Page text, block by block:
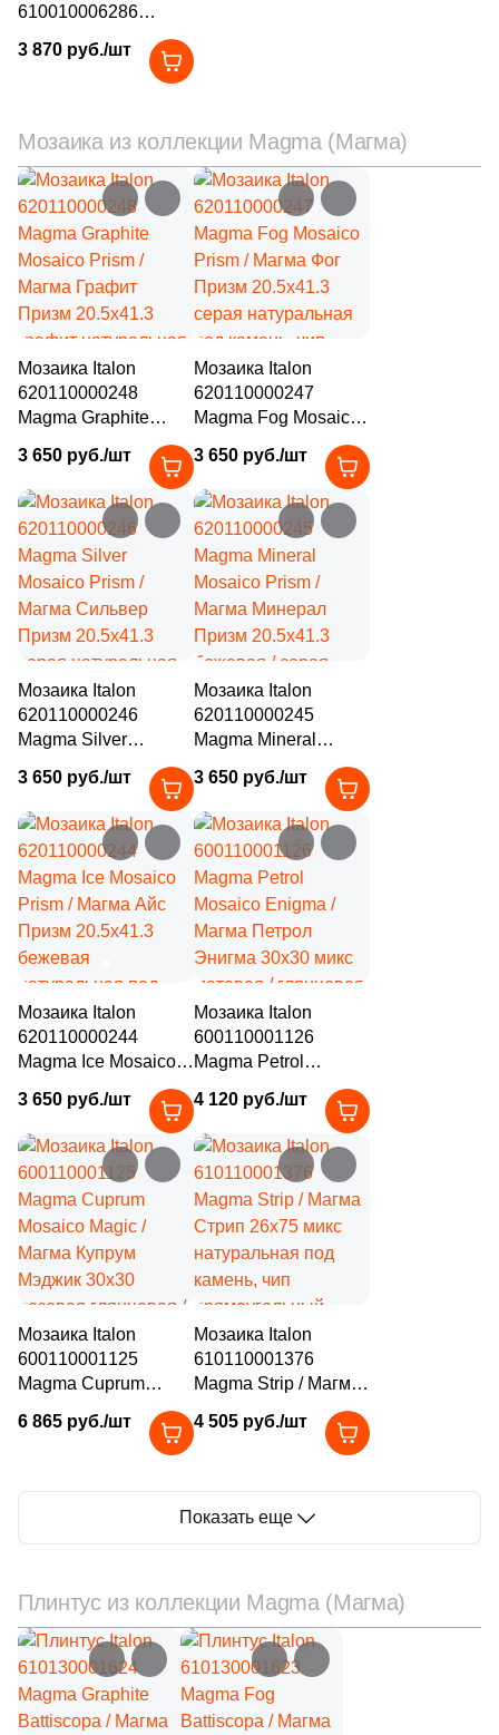
Полосы (66)
Пэчворк (6)
Сланец (6 )
Стекло (8 )
Терраццо (23
Ткань ( 9)
Травертин (68 )
Флористика (16
Цемент ( 104
Размер, см
20.5x41.3 (5)
15x15 (8)
20x20 (15)
20x60 (4)
25x25 (10)
30x30 (2549)
30x60 ( 27)
40x40 (7)
60x120 (1)
60x60 (
120x120 (7
2.5x2.5 (2)
32
5х25 (2)
6x5,2 (3 )
7.2x7.2 (5)
7.4x14.8 (1)
7.2x29.3 (4)
9.8x9.8 (5)
10x10 (4)
10x30 (1)
10x20 ( )
610010006286
Магма Айс / Magma
Ice Brick 3D 30x80
натуральный / 3D/
камень
3 870 руб./шт
Мозаика из коллекции Magma (Магма)
Мозаика Italon
620110000248
Magma Graphite
Магма Графит
Призм 20.5x41.3
графит натуральная
под камень, чип
пятиугольный
3 650 руб./шт
Мозаика Italon
620110000247
Magma Fog Mosaico
Prism / Магма Фог
Призм 20.5x41.3
серая натуральная
под камень, чип
пятиугольный
3 650 руб./шт
Мозаика Italon
620110000246
Magma Silver
Магма Сильвер
Призм 20.5x41.3
серая натуральная
под камень, чип
пятиугольный
3 650 руб./шт
Мозаика Italon
620110000245
Magma Mineral
Магма Минерал
Призм 20.5x41.3
бежевая / серая
натуральная под
камень, чип
пятиугольный
3 650 руб./шт
Мозаика Italon
620110000244
Magma Ice Mosaico
Prism / Магма Айс
Призм 20.5x41.3
бежевая
натуральная под
камень, чип
пятиугольный
3 650 руб./шт
Мозаика Italon
600110001126
Magma Petrol
Магма Петрол
Энигма 30x30 микс
матовая / глянцевая
с орнаментом, чип
квадратный
4 120 руб./шт
Мозаика Italon
600110001125
Magma Cuprum
Магма Купрум
6 865 руб./шт
Мозаика Italon
610110001376
Magma Strip / Магма
Стрип 26x75 микс
натуральная под
4 505 руб./шт
Показать еще
Плинтус из коллекции Magma (Магма)